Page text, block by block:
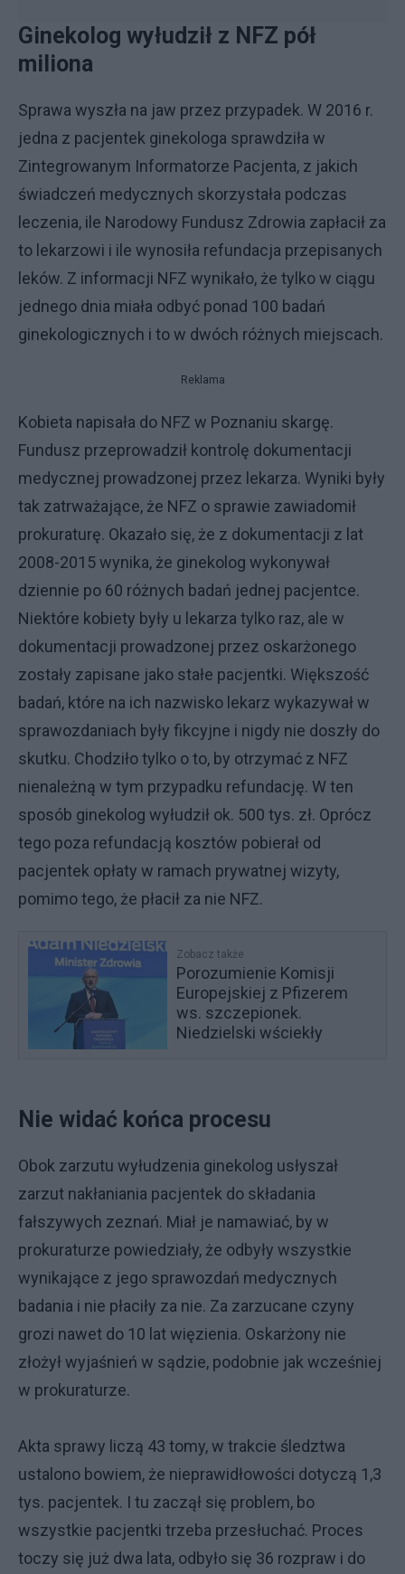
Ginekolog wyłudził z NFZ pół
miliona
Sprawa wyszła na jaw przez przypadek. W 2016 r.
jedna z pacjentek ginekologa sprawdziła w
Zintegrowanym Informatorze Pacjenta, z jakich
świadczeń medycznych skorzystała podczas
leczenia, ile Narodowy Fundusz Zdrowia zapłacił za
to lekarzowi i ile wynosiła refundacja przepisanych
leków. Z informacji NFZ wynikało, że tylko w ciągu
jednego dnia miała odbyć ponad 100 badań
ginekologicznych i to w dwóch różnych miejscach.
Reklama
Kobieta napisała do NFZ w Poznaniu skargę.
Fundusz przeprowadził kontrolę dokumentacji
medycznej prowadzonej przez lekarza. Wyniki były
tak zatrważające, że NFZ o sprawie zawiadomił
prokuraturę. Okazało się, że z dokumentacji z lat
2008-2015 wynika, że ginekolog wykonywał
dziennie po 60 różnych badań jednej pacjentce.
Niektóre kobiety były u lekarza tylko raz, ale w
dokumentacji prowadzonej przez oskarżonego
zostały zapisane jako stałe pacjentki. Większość
badań, które na ich nazwisko lekarz wykazywał w
sprawozdaniach były fikcyjne i nigdy nie doszły do
skutku. Chodziło tylko o to, by otrzymać z NFZ
nienależną w tym przypadku refundację. W ten
sposób ginekolog wyłudził ok. 500 tys. zł. Oprócz
tego poza refundacją kosztów pobierał od
pacjentek opłaty w ramach prywatnej wizyty,
pomimo tego, że płacił za nie NFZ.
Zobacz także
Porozumienie Komisji
Europejskiej z Pfizerem
ws. szczepionek.
Niedzielski wściekły
Nie widać końca procesu
Obok zarzutu wyłudzenia ginekolog usłyszał
zarzut nakłaniania pacjentek do składania
fałszywych zeznań. Miał je namawiać, by w
prokuraturze powiedziały, że odbyły wszystkie
wynikające z jego sprawozdań medycznych
badania i nie płaciły za nie. Za zarzucane czyny
grozi nawet do 10 lat więzienia. Oskarżony nie
złożył wyjaśnień w sądzie, podobnie jak wcześniej
w prokuraturze.
Akta sprawy liczą 43 tomy, w trakcie śledztwa
ustalono bowiem, że nieprawidłowości dotyczą 1,3
tys. pacjentek. I tu zaczął się problem, bo
wszystkie pacjentki trzeba przesłuchać. Proces
toczy się już dwa lata, odbyło się 36 rozpraw i do